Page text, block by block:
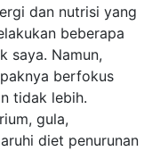
dan nutrisi yang
beberapa
saya. Namun,
berfokus
tidak lebih.
gula,
diet penurunan